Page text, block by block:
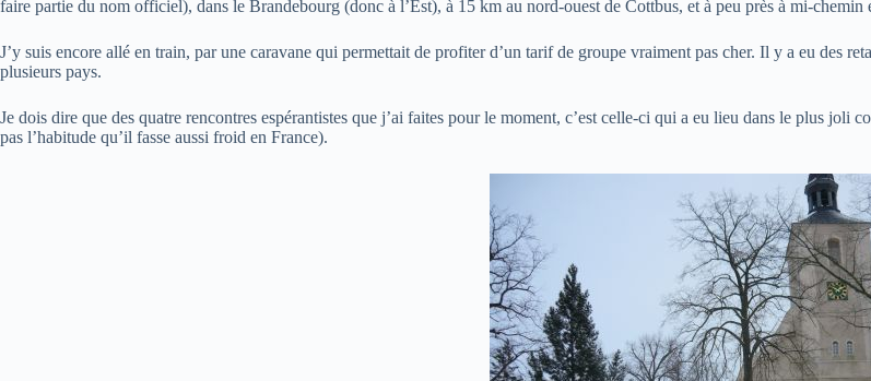
faire partie du nom officiel), dans le Brandebourg (donc à l’Est), à 15 km au nord-ouest de Cottbus, et à peu près à mi-chemin
J’y suis encore allé en train, par une caravane qui permettait de profiter d’un tarif de groupe vraiment pas cher. Il y a eu des
plusieurs pays.
Je dois dire que des quatre rencontres espérantistes que j’ai faites pour le moment, c’est celle-ci qui a eu lieu dans le plus
pas l’habitude qu’il fasse aussi froid en France).